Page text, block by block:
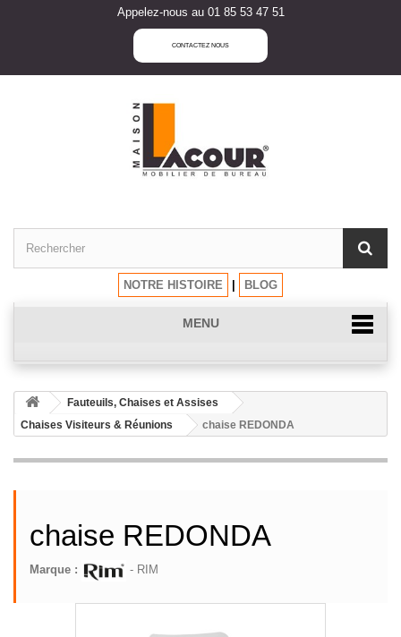
Appelez-nous au 01 85 53 47 51
CONTACTEZ NOUS
NOTRE HISTOIRE BLOG
MENU
Fauteuils, Chaises et Assises
Chaises Visiteurs & Réunions
chaise REDONDA
chaise REDONDA
Marque : - RIM